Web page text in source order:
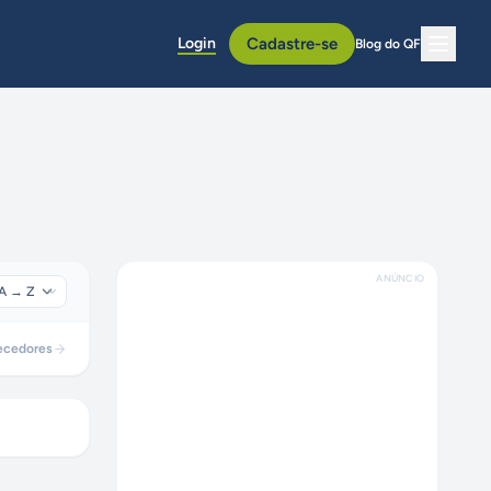
Login Cadastre-se Blog do QF
ANÚNCIO